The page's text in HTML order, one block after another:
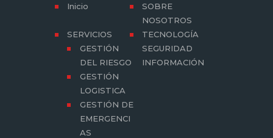
Inicio
SOBRE
NOSOTROS
SERVICIOS
GESTIÓN
DEL RIESGO
GESTIÓN
LOGISTICA
GESTIÓN DE
EMERGENCI
AS
TECNOLOGÍA
SEGURIDAD
INFORMACIÓN